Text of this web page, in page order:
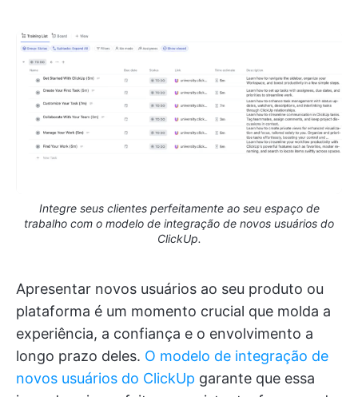
Integre seus clientes perfeitamente ao seu espaço de
trabalho com o modelo de integração de novos usuários do
ClickUp.
Apresentar novos usuários ao seu produto ou
plataforma é um momento crucial que molda a
experiência, a confiança e o envolvimento a
longo prazo deles. O modelo de integração de
novos usuários do ClickUp garante que essa